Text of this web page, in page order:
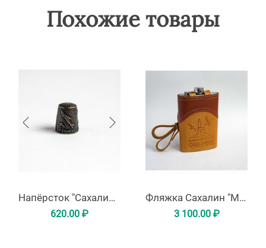
Похожие товары
Напёрсток "Сахалин-Курильские острова" из латуни
620.00 ₽
Фляжка Сахалин "Маяк Анива"
3 100.00 ₽